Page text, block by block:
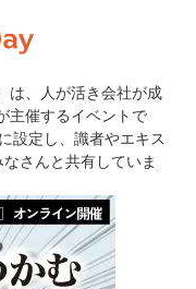
は、人が活き会社が成
主催するイベントで
設定し、識者やエキス
さんと共有していま